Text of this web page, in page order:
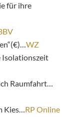
für ihre
WZ
Isolationszeit
Raumfahrt…
Kies…RP Online